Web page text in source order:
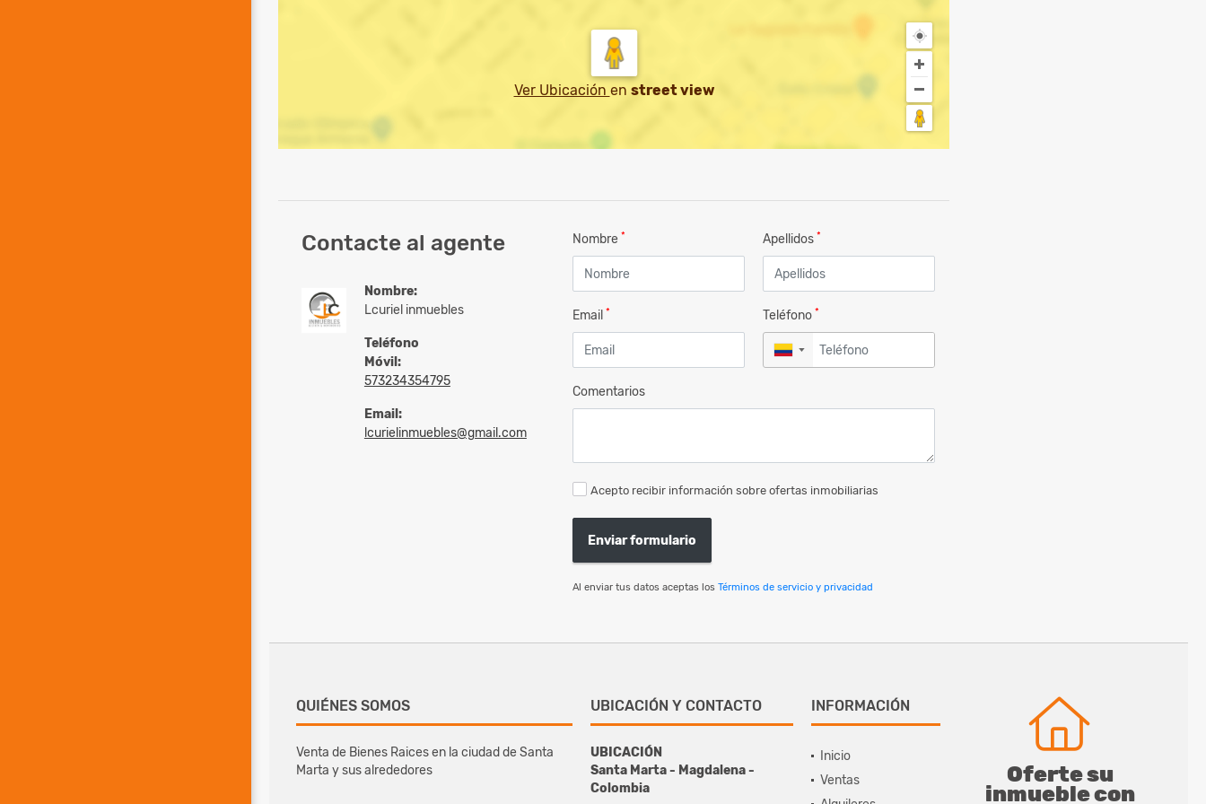
Ver Ubicación en street view
Contacte al agente
Nombre:
Lcuriel inmuebles
Teléfono
Móvil:
573234354795
Email:
lcurielinmuebles@gmail.com
Nombre * Apellidos *
Email * Teléfono *
▼
Comentarios
Acepto recibir información sobre ofertas inmobiliarias
Enviar formulario
Al enviar tus datos aceptas los Términos de servicio y privacidad
QUIÉNES SOMOS
Venta de Bienes Raices en la ciudad de Santa
Marta y sus alrededores
UBICACIÓN Y CONTACTO
UBICACIÓN
Santa Marta - Magdalena -
Colombia
INFORMACIÓN
Inicio
Ventas
Oferte su
inmueble con